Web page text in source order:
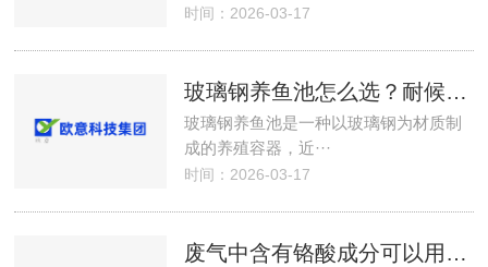
时间：2026-03-17
玻璃钢养鱼池怎么选？耐候性强、干净卫生
玻璃钢养鱼池是一种以玻璃钢为材质制
成的养殖容器，近···
时间：2026-03-17
废气中含有铬酸成分可以用离心式玻璃风机吗？